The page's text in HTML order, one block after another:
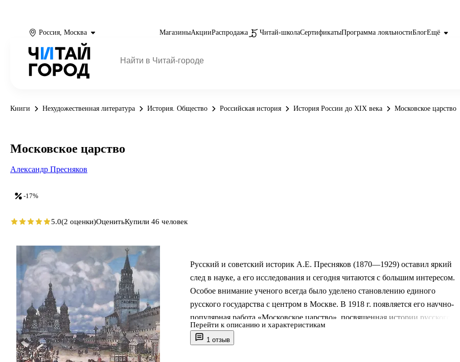
Россия, Москва МагазиныАкцииРаспродажа Читай-школаСертификатыПрограмма лояльностиБлогЕщё
Книги Нехудожественная литература История. Общество Российская история История России до XIX века Московское царство
1 отзыв
Русский и советский историк А.Е. Пресняков (1870—1929) оставил яркий
след в науке, а его исследования и сегодня читаются с большим интересом.
Особое внимание ученого всегда было уделено становлению единого
русского государства с центром в Москве. В 1918 г. появляется его научно-
популярная работа «Московское царство», посвященная истории русского
государства XV—XVII столетий и окончательному формированию монархии
в России, дополненная продолжающими и расширяющими ее очерками о
Перейти к описанию и характеристикам
-17%
Московское царство
Александр Пресняков
5.0(2 оценки)ОценитьКупили 46 человек